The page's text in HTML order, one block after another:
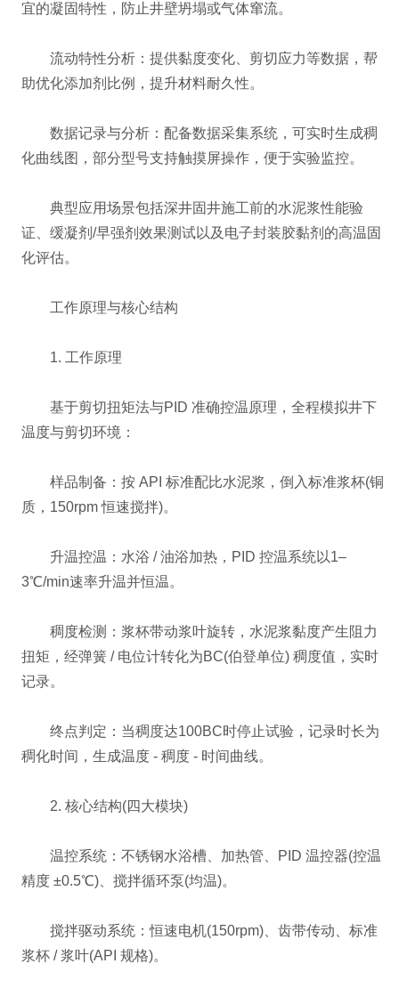
宜的凝固特性，防止井壁坍塌或气体窜流。
‌流动特性分析‌：提供黏度变化、剪切应力等数据，帮
助优化添加剂比例，提升材料耐久性。
‌数据记录与分析‌：配备数据采集系统，可实时生成稠
化曲线图，部分型号支持触摸屏操作，便于实验监控。
典型应用场景包括深井固井施工前的水泥浆性能验
证、缓凝剂/早强剂效果测试以及电子封装胶黏剂的高温固
化评估。
工作原理与核心结构
1. 工作原理
基于剪切扭矩法与PID 准确控温原理，全程模拟井下
温度与剪切环境：
样品制备：按 API 标准配比水泥浆，倒入标准浆杯(铜
质，150rpm 恒速搅拌)。
升温控温：水浴 / 油浴加热，PID 控温系统以1–
3℃/min速率升温并恒温。
稠度检测：浆杯带动浆叶旋转，水泥浆黏度产生阻力
扭矩，经弹簧 / 电位计转化为BC(伯登单位) 稠度值，实时
记录。
终点判定：当稠度达100BC时停止试验，记录时长为
稠化时间，生成温度 - 稠度 - 时间曲线。
2. 核心结构(四大模块)
温控系统：不锈钢水浴槽、加热管、PID 温控器(控温
精度 ±0.5℃)、搅拌循环泵(均温)。
搅拌驱动系统：恒速电机(150rpm)、齿带传动、标准
浆杯 / 浆叶(API 规格)。